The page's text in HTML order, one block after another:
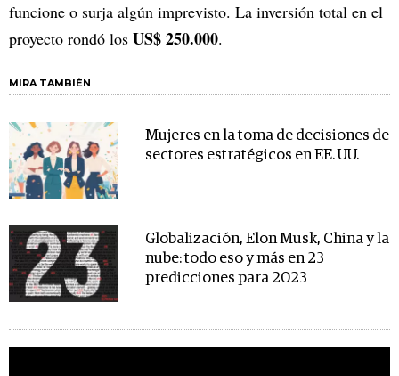
funcione o surja algún imprevisto. La inversión total en el
proyecto rondó los US$ 250.000.
MIRA TAMBIÉN
Mujeres en la toma de decisiones de
sectores estratégicos en EE. UU.
Globalización, Elon Musk, China y la
nube: todo eso y más en 23
predicciones para 2023